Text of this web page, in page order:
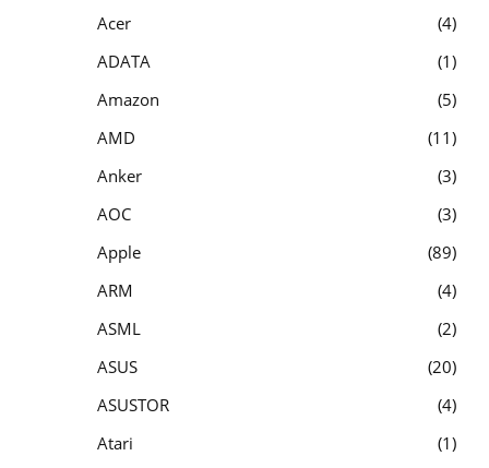
Acer
4
ADATA
1
Amazon
5
AMD
11
Anker
3
AOC
3
Apple
89
ARM
4
ASML
2
ASUS
20
ASUSTOR
4
Atari
1